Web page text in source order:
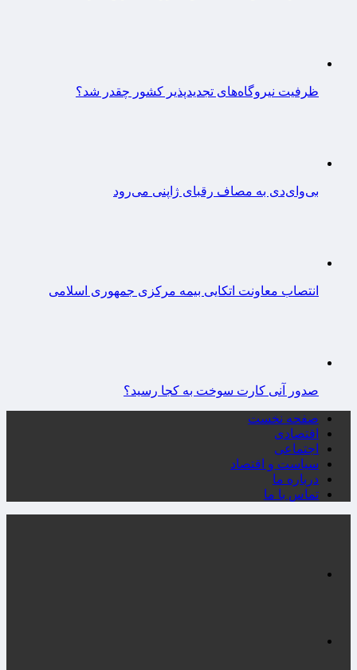
ظرفیت نیروگاه‌های تجدیدپذیر کشور چقدر شد؟
بی‌وای‌دی به مصاف رقبای ژاپنی می‌رود
انتصاب معاونت اتکایی بیمه مرکزی جمهوری اسلامی
صدور آنی کارت سوخت به کجا رسید؟
صفحه نخست
اقتصادی
اجتماعی
سیاست و اقتصاد
درباره ما
تماس با ما